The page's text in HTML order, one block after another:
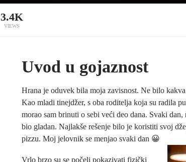
3.4K
VIEWS
Uvod u gojaznost
Hrana je oduvek bila moja zavisnost. Ne bilo
Kao mladi tinejdžer, s oba roditelja koja su radila
morao sam brinuti o sebi veći deo dana. Svaki
bio gladan. Najlakše rešenje bilo je koristiti svoj
pizzu. Moj jelovnik se menjao svaki dan 😀
Vrlo brzo su se počeli pokazivati fizički